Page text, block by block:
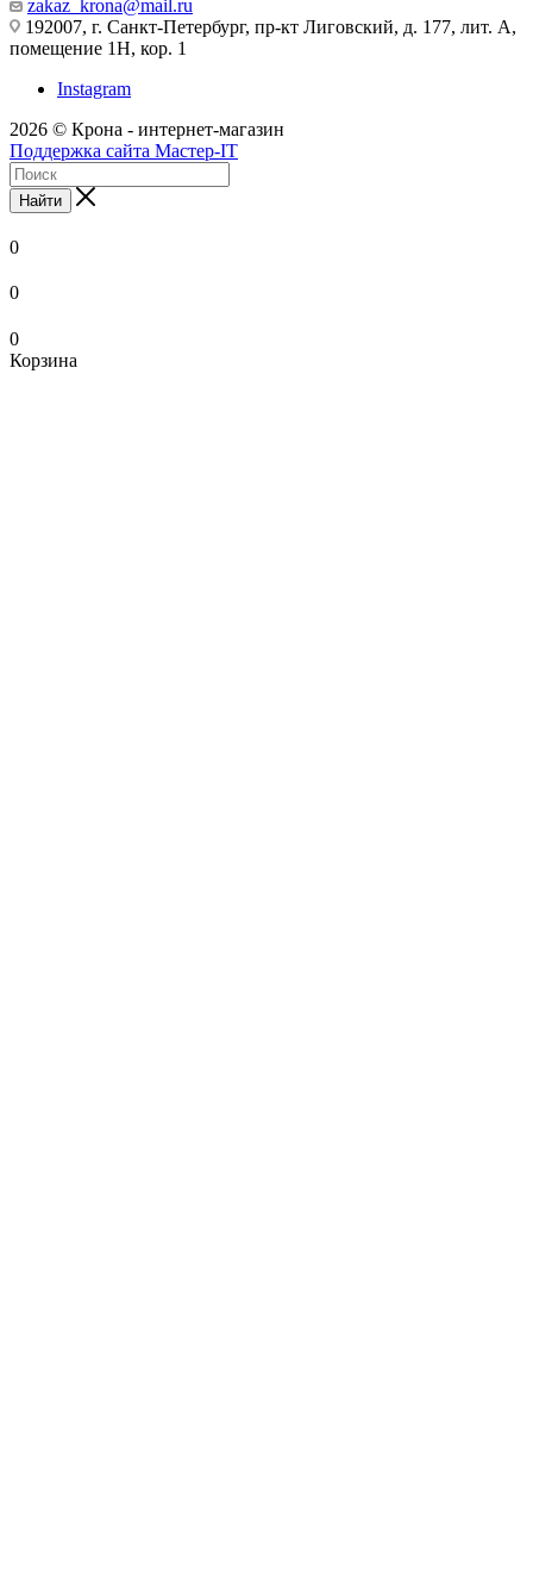
zakaz_krona@mail.ru
192007, г. Санкт-Петербург, пр-кт Лиговский, д. 177, лит. А,
помещение 1Н, кор. 1
Instagram
2026 © Крона - интернет-магазин
Поддержка сайта Мастер-IT
Найти
0
0
0
Корзина